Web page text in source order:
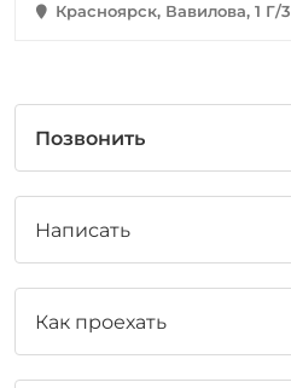
Красноярск, Вавилова, 1 Г/3
Позвонить
Написать
Как проехать